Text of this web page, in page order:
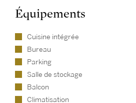
Équipements
Cuisine intégrée
Bureau
Parking
Salle de stockage
Balcon
Climatisation